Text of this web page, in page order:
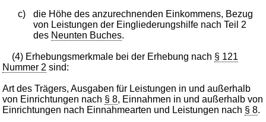
c)
die Höhe des anzurechnenden Einkommens, Bezug
von Leistungen der Eingliederungshilfe nach Teil 2
des Neunten Buches.
(4) Erhebungsmerkmale bei der Erhebung nach § 121
Nummer 2 sind:
Art des Trägers, Ausgaben für Leistungen in und außerhalb
von Einrichtungen nach § 8, Einnahmen in und außerhalb von
Einrichtungen nach Einnahmearten und Leistungen nach § 8.